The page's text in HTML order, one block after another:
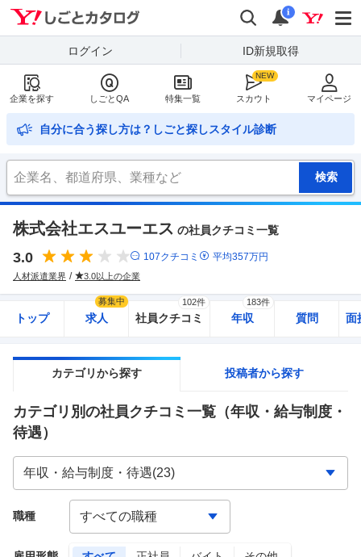
検索
通知
i
ログイン ID新規取得
企業を探す しごとQA 特集一覧 スカウト マイページ
自分に合う探し方は？しごと探しスタイル診断
株式会社エスユーエス の社員クチコミ一覧
3.0 107クチコミ 平均357万円
人材派遣業界 3.0以上の企業
トップ 求人
募集中
社員クチコミ
102件
年収
183件
質問 面
カテゴリから探す 投稿者から探す
カテゴリ別の社員クチコミ一覧 （年収・給与制度・
待遇）
職種